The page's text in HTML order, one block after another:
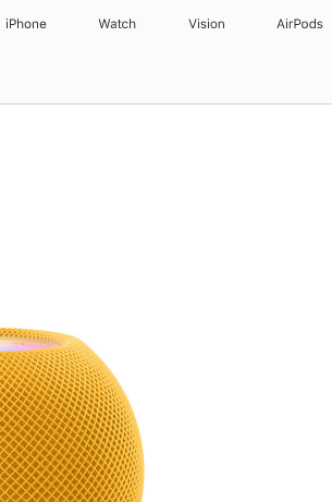
iPhone Watch Vision AirPods